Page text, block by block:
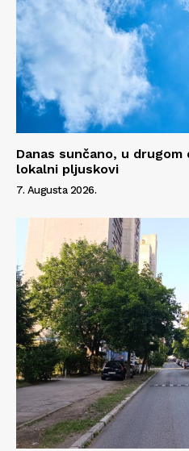
Danas sunčano, u drugom
lokalni pljuskovi
7. Augusta 2026.